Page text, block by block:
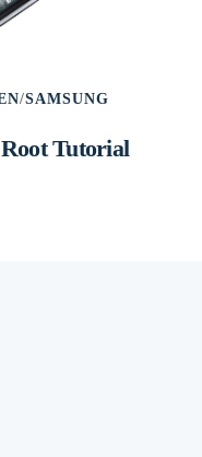
/SAMSUNG
Tutorial